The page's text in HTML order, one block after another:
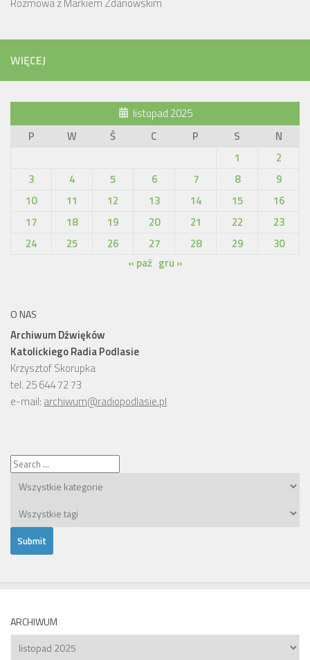
Rozmowa z Markiem Zdanowskim
WIĘCEJ
listopad 2025
P
W Ś C P S
N
1
2
3
4 5 6 7 8
9
10
11 12 13 14 15
16
17
18 19 20 21 22
23
24
25 26 27 28 29
30
« paź gru »
O NAS
Archiwum Dźwięków
Katolickiego Radia Podlasie
Krzysztof Skorupka
tel. 25 644 72 73
e-mail: archiwum@radiopodlasie.pl
ARCHIWUM
Archiwum